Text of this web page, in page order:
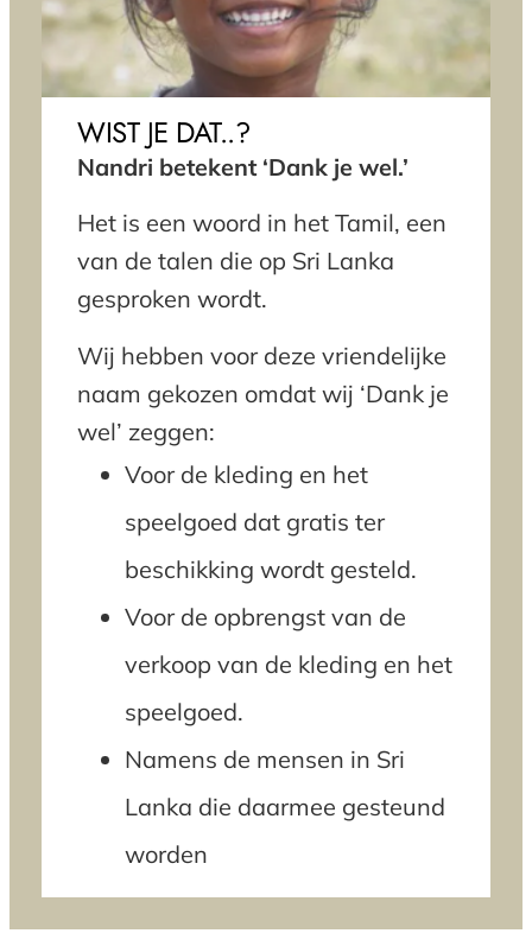
WIST JE DAT..?
Nandri betekent ‘Dank je wel.’
Het is een woord in het Tamil, een
van de talen die op Sri Lanka
gesproken wordt.
Wij hebben voor deze vriendelijke
naam gekozen omdat wij ‘Dank je
wel’ zeggen:
Voor de kleding en het
speelgoed dat gratis ter
beschikking wordt gesteld.
Voor de opbrengst van de
verkoop van de kleding en het
speelgoed.
Namens de mensen in Sri
Lanka die daarmee gesteund
worden